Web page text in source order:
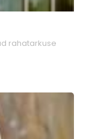
rahatarkuse